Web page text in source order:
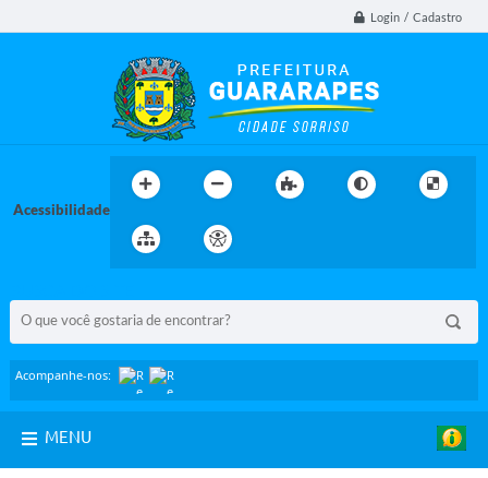
Login / Cadastro
Acessibilidade
Acompanhe-nos:
MENU